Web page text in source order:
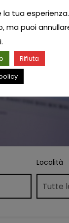
Località
la tua esperienza.
ma puoi
Rifiuta